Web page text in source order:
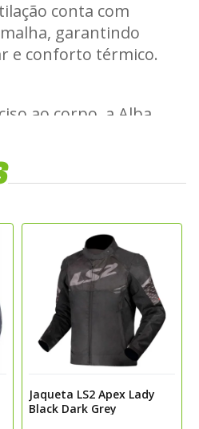
conta com
garantindo
e conforto térmico.
ao corpo, a Alba
um caimento
diário ou para
elevadas, a LS2
para quem busca
mão do conforto.
Jaqueta LS2 Apex Lady
Black Dark Grey